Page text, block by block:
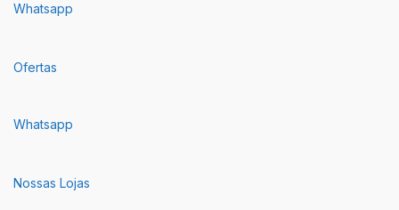
Whatsapp
Ofertas
Whatsapp
Nossas Lojas